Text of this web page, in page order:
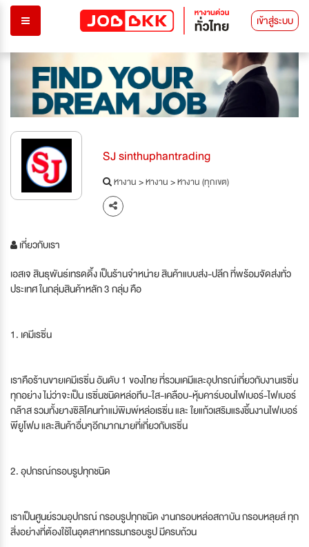
เข้าสู่ระบบ
SJ sinthuphantrading
หางาน>หางาน>หางาน (ทุกเขต)
เกี่ยวกับเรา
เอสเจ สินธุพันธ์เทรดดิ้ง เป็นร้านจำหน่าย สินค้าแบบส่ง-ปลีก ที่พร้อมจัดส่งทั่ว
ประเทศ ในกลุ่มสินค้าหลัก 3 กลุ่ม คือ
1. เคมีเรซิ่น
เราคือร้านขายเคมีเรซิ่น อันดับ 1 ของไทย ที่รวมเคมีและอุปกรณ์เกี่ยวกับงานเรซิ่น
ทุกอย่าง ไม่ว่าจะเป็น เรซิ่นชนิดหล่อทึบ-ใส-เคลือบ-หุ้มคาร์บอนไฟเบอร์-ไฟเบอร์
กล๊าส รวมทั้งยางซิลิโคนทำแม่พิมพ์หล่อเรซิ่น และ ใยแก้วเสริมแรงชิ้นงานไฟเบอร์
พียูโฟม และสินค้าอื่นๆอีกมากมายที่เกี่ยวกับเรซิ่น
2. อุปกรณ์กรอบรูปทุกชนิด
เราเป็นศูนย์รวมอุปกรณ์ กรอบรูปทุกชนิด งานกรอบหล่อสถาบัน กรอบหลุยส์ ทุก
สิ่งอย่างที่ต้องใช้ในอุตสาหกรรมกรอบรูป มีครบถ้วน